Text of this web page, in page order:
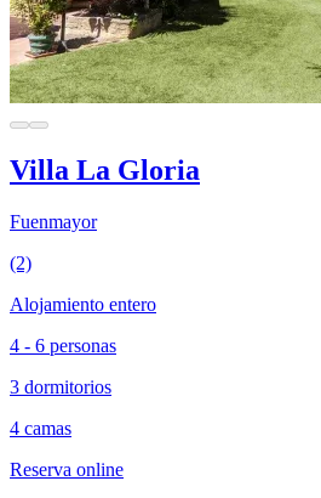
Villa La Gloria
Fuenmayor
(2)
Alojamiento entero
4 - 6 personas
3 dormitorios
4 camas
Reserva online